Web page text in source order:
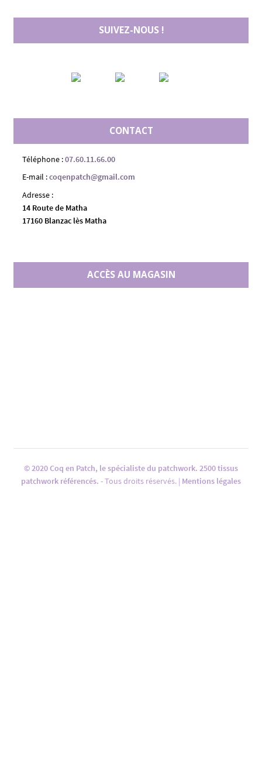
SUIVEZ-NOUS !
CONTACT
Téléphone :07.60.11.66.00
E-mail :coqenpatch@gmail.com
Adresse :
14 Route de Matha
17160 Blanzac lès Matha
ACCÈS AU MAGASIN
© 2020 Coq en Patch, le spécialiste du patchwork. 2500 tissus
patchwork référencés. - Tous droits réservés. | Mentions légales